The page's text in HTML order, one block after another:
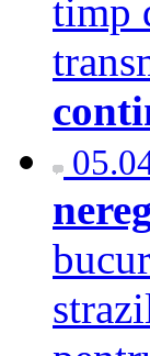
timp